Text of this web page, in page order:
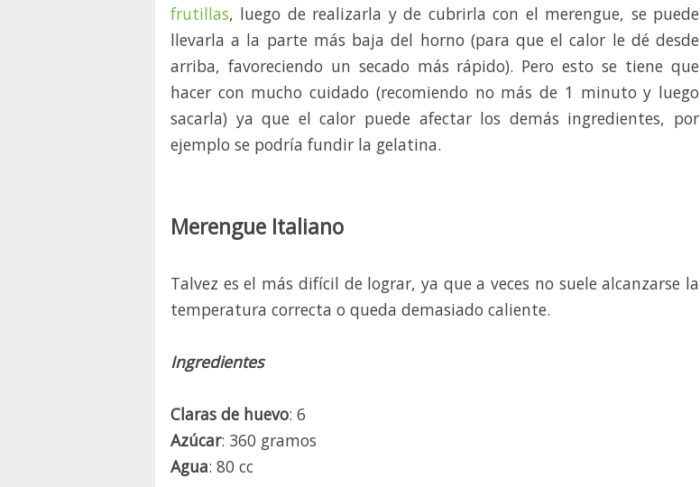
frutillas, luego de realizarla y de cubrirla con el merengue, se puede
llevarla a la parte más baja del horno (para que el calor le dé desde
arriba, favoreciendo un secado más rápido). Pero esto se tiene que
hacer con mucho cuidado (recomiendo no más de 1 minuto y luego
sacarla) ya que el calor puede afectar los demás ingredientes, por
ejemplo se podría fundir la gelatina.
Merengue Italiano
Talvez es el más difícil de lograr, ya que a veces no suele alcanzarse la
temperatura correcta o queda demasiado caliente.
Ingredientes
Claras de huevo: 6
Azúcar: 360 gramos
Agua: 80 cc